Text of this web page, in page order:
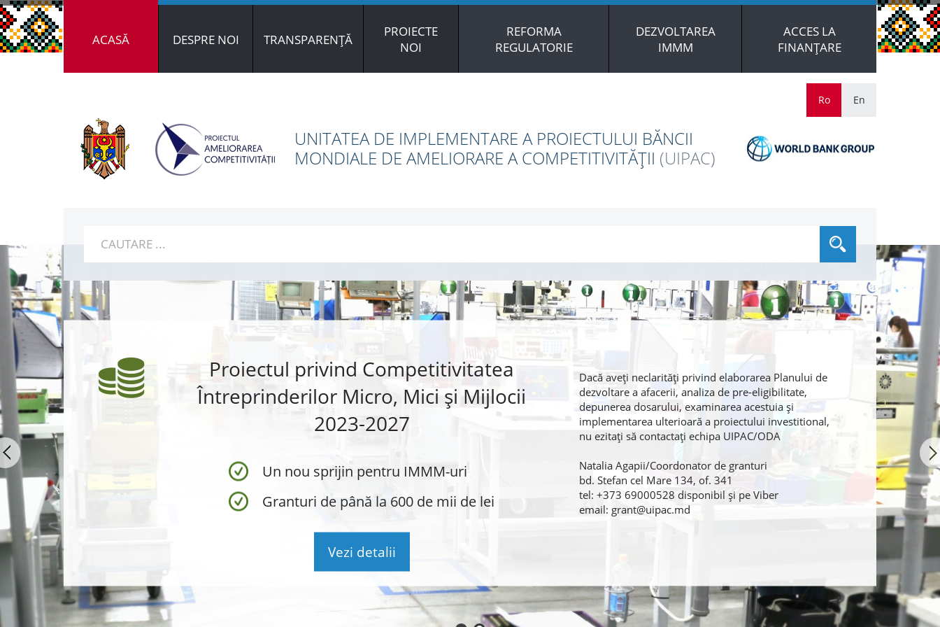
Ro En
UNITATEA DE IMPLEMENTARE A PROIECTULUI BĂNCII
MONDIALE DE AMELIORARE A COMPETITIVITĂȚII (UIPAC)
ACASĂ DESPRE NOI TRANSPARENȚĂ
PROIECTE
NOI
REFORMA
REGULATORIE
DEZVOLTAREA
IMMM
ACCES LA
FINANȚARE
Proiectul privind Competitivitatea
Întreprinderilor Micro, Mici și Mijlocii
2023-2027
Un nou sprijin pentru IMMM-uri
Granturi de până la 600 de mii de lei
Vezi detalii
Dacă aveți neclarități privind elaborarea Planului de
dezvoltare a afacerii, analiza de pre-eligibilitate,
depunerea dosarului, examinarea acestuia și
implementarea ulterioară a proiectului investitional,
nu ezitați să contactați echipa UIPAC/ODA
Natalia Agapii/Coordonator de granturi
bd. Stefan cel Mare 134, of. 341
tel: +373 69000528 disponibil și pe Viber
email: grant@uipac.md